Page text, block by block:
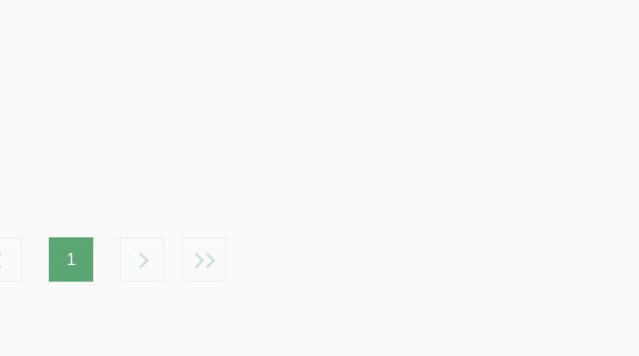
1